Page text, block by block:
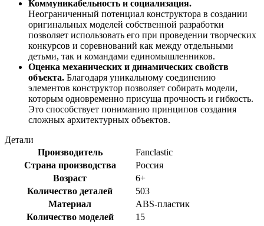
Коммуникабельность и социализация.
Неограниченный потенциал конструктора в создании
оригинальных моделей собственной разработки
позволяет использовать его при проведении творческих
конкурсов и соревнований как между отдельными
детьми, так и командами единомышленников.
Оценка механических и динамических свойств
объекта. Благодаря уникальному соединению
элементов конструктор позволяет собирать модели,
которым одновременно присуща прочность и гибкость.
Это способствует пониманию принципов создания
сложных архитектурных объектов.
Детали
Производитель
Fanclastic
Страна производства
Россия
Возраст
6+
Количество деталей
503
Материал
ABS-пластик
Количество моделей
15